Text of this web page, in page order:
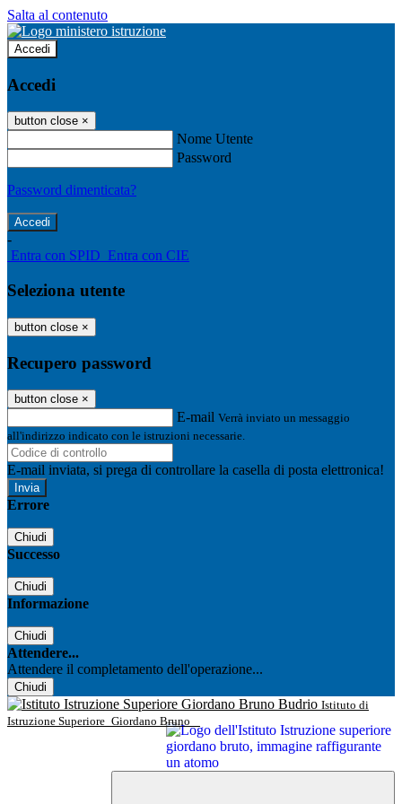
Salta al contenuto
Accedi
Accedi
button close ×
Nome Utente
Password
Password dimenticata?
-
Entra con SPID Entra con CIE
Seleziona utente
button close ×
Recupero password
button close ×
E-mail Verrà inviato un messaggio
all'indirizzo indicato con le istruzioni necessarie.
E-mail inviata, si prega di controllare la casella di posta elettronica!
Errore
Chiudi
Successo
Chiudi
Informazione
Chiudi
Attendere...
Attendere il completamento dell'operazione...
Chiudi
Istituto di
Istruzione Superiore Giordano Bruno